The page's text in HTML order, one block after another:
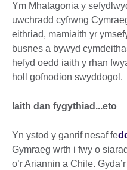
Ym Mhatagonia y
uwchradd cyfrwng
eithriad, mamiaith yr
busnes a bywyd
hefyd oedd iaith y rhan
holl gofnodion swyddogol.
Iaith dan fygythiad...eto
Yn ystod y ganrif nesaf fe
Gymraeg wrth i fwy o
o’r Ariannin a Chile.